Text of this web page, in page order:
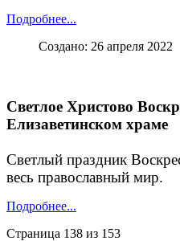
Подробнее...
Создано: 26 апреля 2022
Светлое Христово
Елизаветинском храме
Светлый праздник
весь православный мир.
Подробнее...
Страница 138 из 153